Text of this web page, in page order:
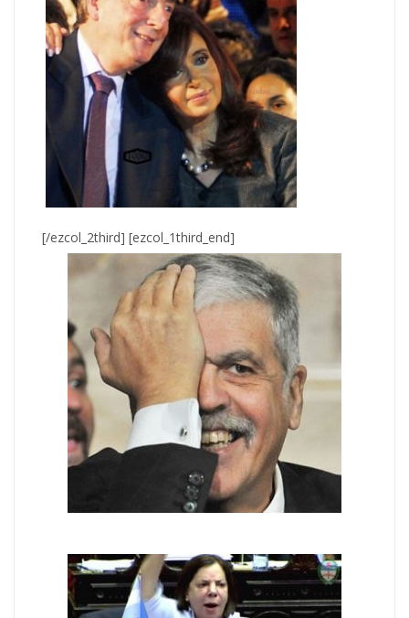
[/ezcol_2third] [ezcol_1third_end]